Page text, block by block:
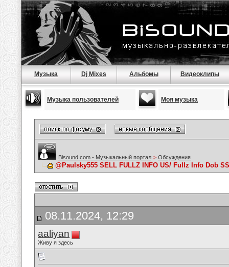
Музыка Dj Mixes Альбомы Видеоклипы
Музыка пользователей Моя музыка
Bisound.com - Музыкальный портал > Обсуждения
@Paulsky555 SELL FULLZ INFO US/ Fullz Info Dob
08.11.2024, 12:29
aaliyan
Живу я здесь